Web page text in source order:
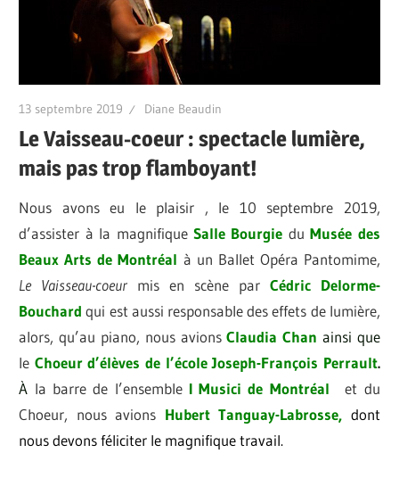
13 septembre 2019 Diane Beaudin
Le Vaisseau-coeur : spectacle lumière,
mais pas trop flamboyant!
Nous avons eu le plaisir , le 10 septembre 2019,
d’assister à la magnifique Salle Bourgie duMusée des
Beaux Arts de Montréal à un Ballet Opéra Pantomime,
Le Vaisseau-coeur mis en scène par Cédric Delorme-
Bouchard qui est aussi responsable des effets de lumière,
alors, qu’au piano, nous avionsClaudia Chan ainsi que
le Choeur d’élèves de l’école Joseph-François Perrault.
À la barre de l’ensemble I Musici de Montréal et du
Choeur, nous avions Hubert Tanguay-Labrosse, dont
nous devons féliciter le magnifique travail.